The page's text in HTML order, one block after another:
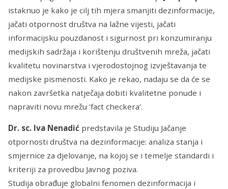
istaknuo je kako je cilj tih mjera smanjiti dezinformacije,
jačati otpornost društva na lažne vijesti, jačati
informacijsku pouzdanost i sigurnost pri konzumiranju
medijskih sadržaja i korištenju društvenih mreža, jačati
kvalitetu novinarstva i vjerodostojnog izvještavanja te
medijske pismenosti. Kako je rekao, nadaju se da će se
nakon završetka natječaja dobiti kvalitetne ponude i
napraviti novu mrežu ‘fact checkera’.
Dr. sc. Iva Nenadić predstavila je Studiju Jačanje
otpornosti društva na dezinformacije: analiza stanja i
smjernice za djelovanje, na kojoj se i temelje standardi i
kriteriji za provedbu Javnog poziva.
Studija obrađuje globalni fenomen dezinformacija i